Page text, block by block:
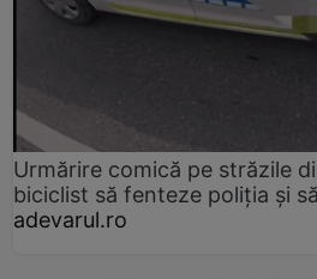
Urmărire comică pe străzile
biciclist să fenteze poliția și
adevarul.ro